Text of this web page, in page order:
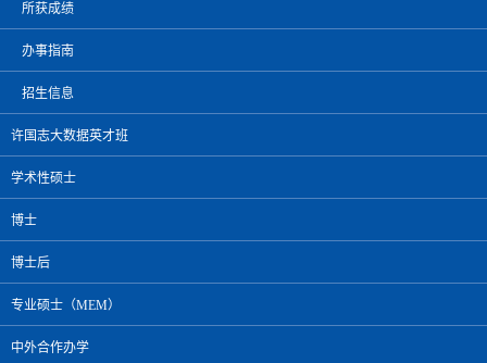
所获成绩
办事指南
招生信息
许国志大数据英才班
学术性硕士
博士
博士后
专业硕士（MEM）
中外合作办学